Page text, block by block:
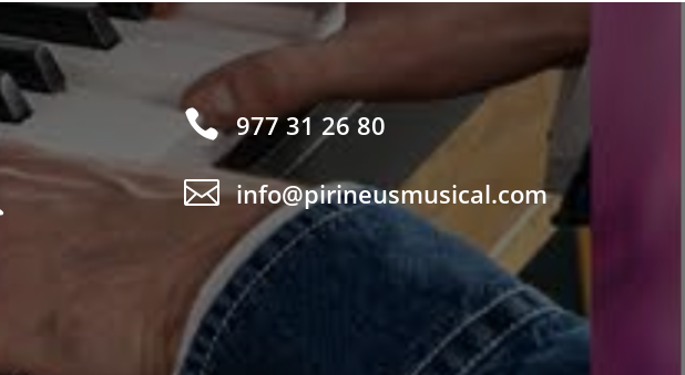
 977 31 26 80
 info@pirineusmusical.com